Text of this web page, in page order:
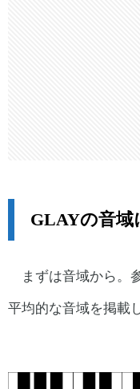
GLAYの音域
まずは音域から。
平均的な音域を掲載